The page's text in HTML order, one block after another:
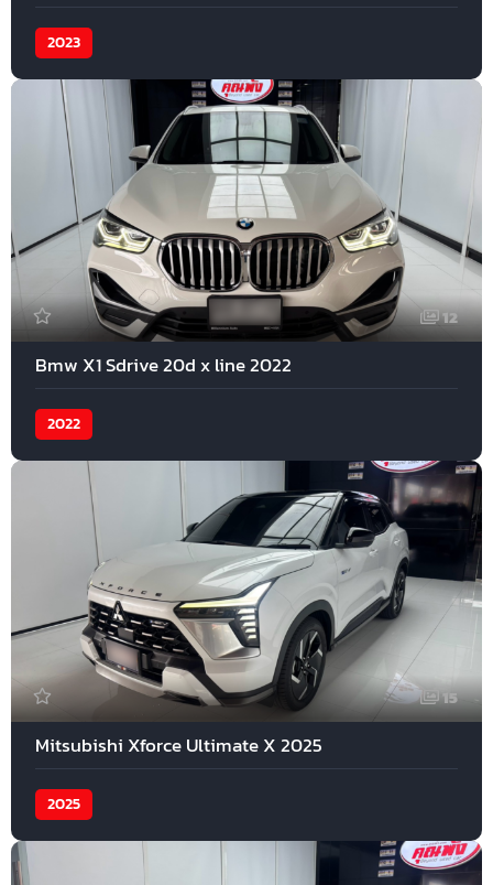
2023
12
Bmw X1 Sdrive 20d x line 2022
2022
15
Mitsubishi Xforce Ultimate X 2025
2025